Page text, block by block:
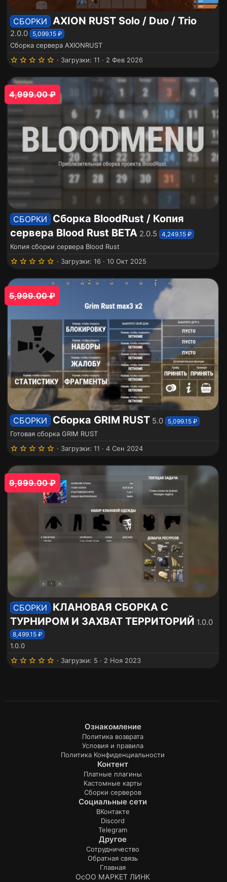
СБОРКИ AXION RUST Solo / Duo / Trio
2.0.0 5,099.15 ₽
Сборка сервера AXIONRUST
5
з
в
ё
Загрузки 11 2 Фев 2026
СБОРКИ
Сборка BloodRust / Копия
сервера Blood Rust BETA 2.0.5 4,249.15 ₽
4,999.00 ₽
Копия сборки сервера Blood Rust
5
0
з
в
ё
Загрузки 16 10 Окт 2025
СБОРКИ Сборка GRIM RUST 5.0 5,099.15 ₽
5,999.00 ₽
Готовая сборка GRIM RUST
5
з
в
ё
з
д
Загрузки 11 4 Сен 2024
СБОРКИ
КЛАНОВАЯ СБОРКА С
ТУРНИРОМ И ЗАХВАТ ТЕРРИТОРИЙ 1.0.0
8,499.15 ₽
9,999.00 ₽
1.0.0
5
ё
Загрузки 5 2 Ноя 2023
Ознакомление
Политика возврата
Условия и правила
Политика Конфиденциальности
Контент
Платные плагины
Кастомные карты
Сборки серверов
Социальные сети
ВКонтакте
Discord
Telegram
Другое
Сотрудничество
Обратная связь
Главная
ОсОО МАРКЕТ ЛИНК